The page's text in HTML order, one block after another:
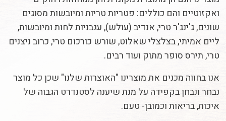
ואקזוטיים והם כוללים: פטריות טריות ומיובשות מסוגים
שונים, ג'ינג'ר טרי, אנדיב (עולש), עגבניות לחות ומיובשות,
ליים אמיתי, בצלצלי שאלוט, שורש כורכום טרי, כרוב ניצנים
טרי, תירס סופר מתוק ועוד רבים.
אנו בחווה מכנים את מוצרינו "האוצרות שלנו" שכן כל מוצר
נבחר ונבחן בקפידה על מנת שיענה לסטנדרט הגבוה של
איכות, בריאות וכמובן- טעם.